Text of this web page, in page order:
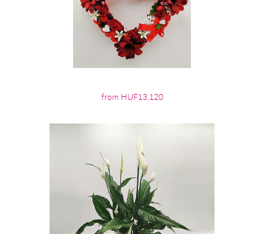
from HUF13,120